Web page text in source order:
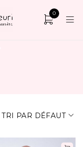
0
TRI PAR DÉFAUT